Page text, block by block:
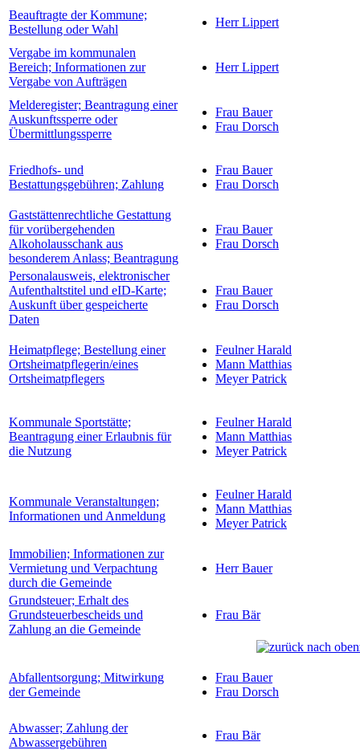
Beauftragte der Kommune;
Bestellung oder Wahl
Herr Lippert
Vergabe im kommunalen
Bereich; Informationen zur
Vergabe von Aufträgen
Herr Lippert
Melderegister; Beantragung einer
Auskunftssperre oder
Übermittlungssperre
Frau Bauer
Frau Dorsch
Friedhofs- und
Bestattungsgebühren; Zahlung
Frau Bauer
Frau Dorsch
Gaststättenrechtliche Gestattung
für vorübergehenden
Alkoholausschank aus
besonderem Anlass; Beantragung
Frau Bauer
Frau Dorsch
Personalausweis, elektronischer
Aufenthaltstitel und eID-Karte;
Auskunft über gespeicherte
Daten
Frau Bauer
Frau Dorsch
Heimatpflege; Bestellung einer
Ortsheimatpflegerin/eines
Ortsheimatpflegers
Feulner Harald
Mann Matthias
Meyer Patrick
Kommunale Sportstätte;
Beantragung einer Erlaubnis für
die Nutzung
Feulner Harald
Mann Matthias
Meyer Patrick
Kommunale Veranstaltungen;
Informationen und Anmeldung
Feulner Harald
Mann Matthias
Meyer Patrick
Immobilien; Informationen zur
Vermietung und Verpachtung
durch die Gemeinde
Herr Bauer
Grundsteuer; Erhalt des
Grundsteuerbescheids und
Zahlung an die Gemeinde
Frau Bär
Abfallentsorgung; Mitwirkung
der Gemeinde
Frau Bauer
Frau Dorsch
Abwasser; Zahlung der
Abwassergebühren
Frau Bär